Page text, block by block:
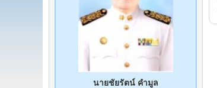
นายชัยรัตน์ คำมูล